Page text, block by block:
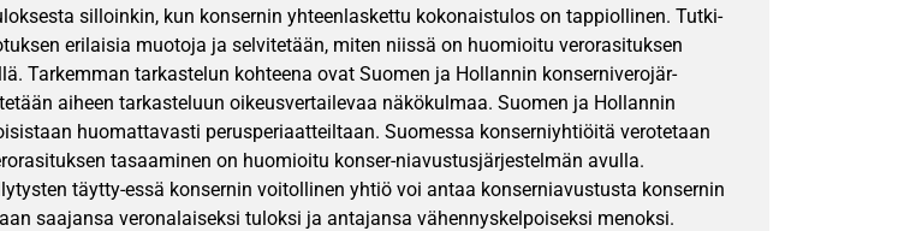
silloinkin, kun konsernin yhteenlaskettu kokonaistulos on tappiollinen. Tutki-
erilaisia muotoja ja selvitetään, miten niissä on huomioitu verorasituksen
Tarkemman tarkastelun kohteena ovat Suomen ja Hollannin konserniverojär-
aiheen tarkasteluun oikeusvertailevaa näkökulmaa. Suomen ja Hollannin
huomattavasti perusperiaatteiltaan. Suomessa konserniyhtiöitä verotetaan
tasaaminen on huomioitu konser-niavustusjärjestelmän avulla.
täytty-essä konsernin voitollinen yhtiö voi antaa konserniavustusta konsernin
saajansa veronalaiseksi tuloksi ja antajansa vähennyskelpoiseksi menoksi.